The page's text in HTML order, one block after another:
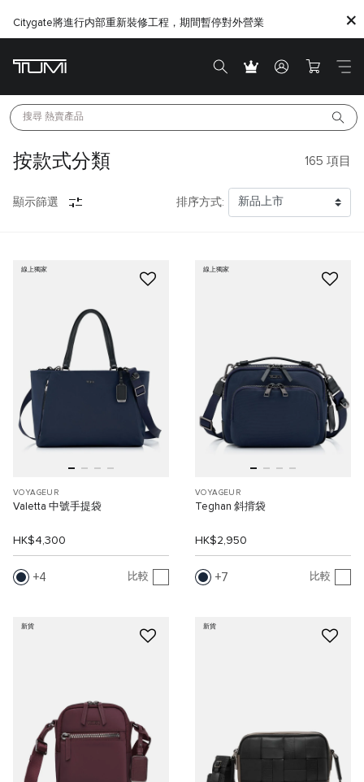
Citygate將進行内部重新裝修工程，期間暫停對外營業
搜尋 熱賣產品
按款式分類 165 項目
顯示篩選 排序方式:
線上獨家
VOYAGEUR
Valetta 中號手提袋
HK$4,300
4 比較
線上獨家
VOYAGEUR
Teghan 斜揹袋
HK$2,950
7 比較
新貨 新貨